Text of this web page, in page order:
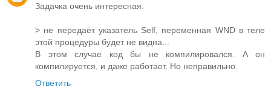
Задачка очень интересная.
> не передаёт указатель Self, переменная WND в теле
этой процедуры будет не видна...
В этом случае код бы не компилировался. А он
компилируется, и даже работает. Но неправильно.
Ответить